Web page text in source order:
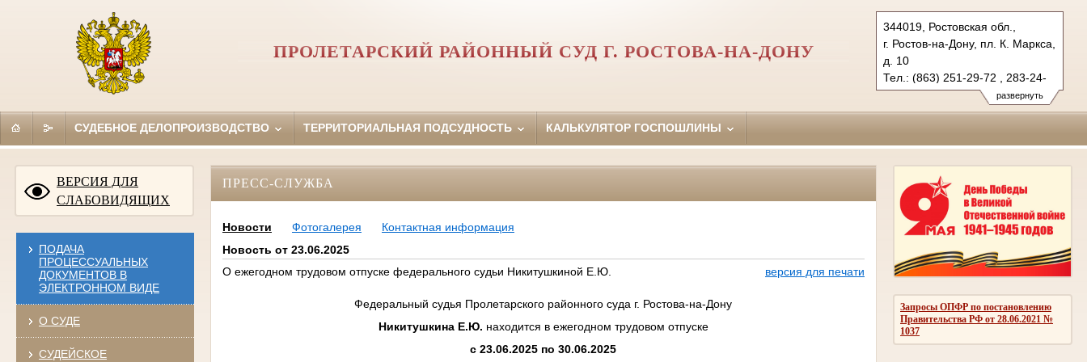
развернуть
344019, Ростовская обл.,
г. Ростов-на-Дону, пл. К. Маркса,
д. 10
Тел.: (863) 251-29-72 , 283-24-
60
proletarsky.ros@sudrf.ru
показать на карте
ПРОЛЕТАРСКИЙ РАЙОННЫЙ СУД Г. РОСТОВА-НА-ДОНУ
СУДЕБНОЕ ДЕЛОПРОИЗВОДСТВО ТЕРРИТОРИАЛЬНАЯ ПОДСУДНОСТЬ КАЛЬКУЛЯТОР ГОСПОШЛИНЫ
ВЕРСИЯ ДЛЯ
СЛАБОВИДЯЩИХ
ПОДАЧА
ПРОЦЕССУАЛЬНЫХ
ДОКУМЕНТОВ В
ЭЛЕКТРОННОМ ВИДЕ
О СУДЕ
СУДЕЙСКОЕ
Запросы ОПФР по постановлению
Правительства РФ от 28.06.2021 №
1037
ПРЕСС-СЛУЖБА
Новости Фотогалерея
Контактная информация
Новость от 23.06.2025
О ежегодном трудовом отпуске федерального судьи Никитушкиной Е.Ю.
версия для печати
Федеральный судья Пролетарского районного суда г. Ростова-на-Дону
Никитушкина Е.Ю. находится в ежегодном трудовом отпуске
с 23.06.2025 по 30.06.2025